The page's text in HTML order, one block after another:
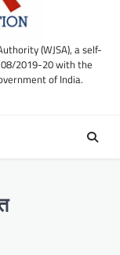
(WJSA), a self-
2019-20 with the
of India.